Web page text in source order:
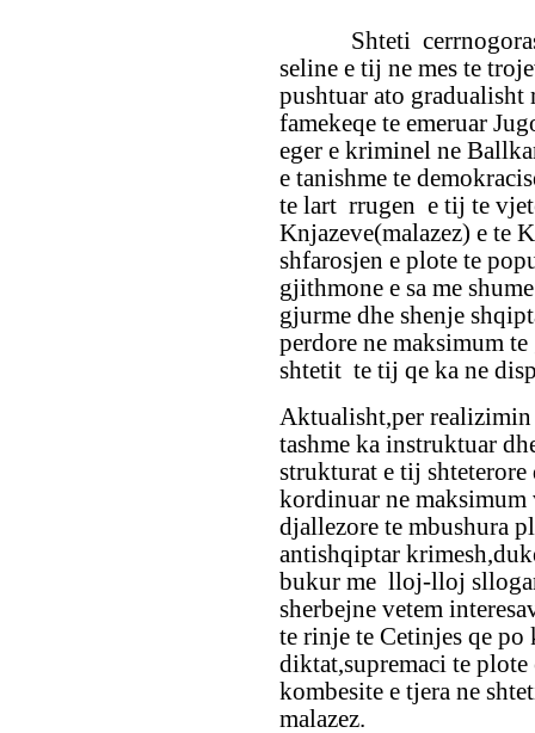
Shteti cerrnogoras i
seline e tij ne mes te
pushtuar ato gradualisht
famekeqe te emeruar
eger e kriminel ne
e tanishme te
te lart rrugen e tij te
Knjazeve(malazez) e te
shfarosjen e plote te
gjithmone e sa me
gjurme dhe shenje
perdore ne maksimum
shtetit te tij qe ka ne
Aktualisht,per
tashme ka instruktuar
strukturat e tij shteterore
kordinuar ne maksimum
djallezore te mbushura
antishqiptar
bukur me lloj-lloj
sherbejne vetem
te rinje te Cetinjes qe
diktat,supremaci te
kombesite e tjera ne
malazez.